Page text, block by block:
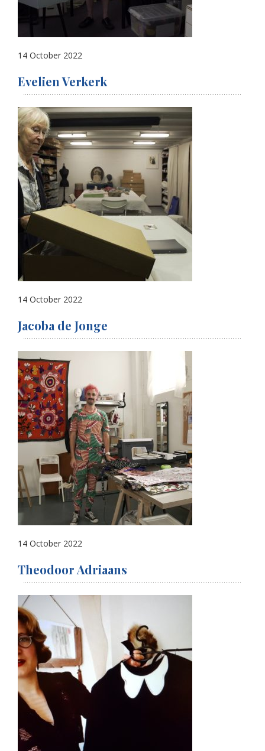
14 October 2022
Evelien Verkerk
14 October 2022
Jacoba de Jonge
14 October 2022
Theodoor Adriaans